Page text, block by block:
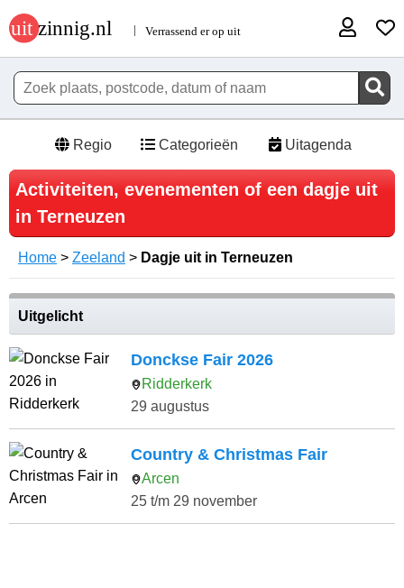
Regio Categorieën Uitagenda
Activiteiten, evenementen of een dagje uit
in Terneuzen
Home > Zeeland > Dagje uit in Terneuzen
Uitgelicht
Donckse Fair 2026
Ridderkerk
29 augustus
Country & Christmas Fair
Arcen
25 t/m 29 november